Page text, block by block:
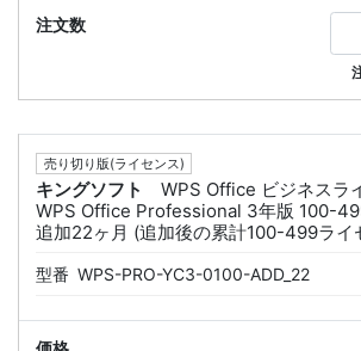
売り切り版(ライセンス)
キングソフト
WPS Office ビジネスラ
WPS Office Professional 3年版 100-
追加22ヶ月 (追加後の累計100-499ライ
型番 WPS-PRO-YC3-0100-ADD_22